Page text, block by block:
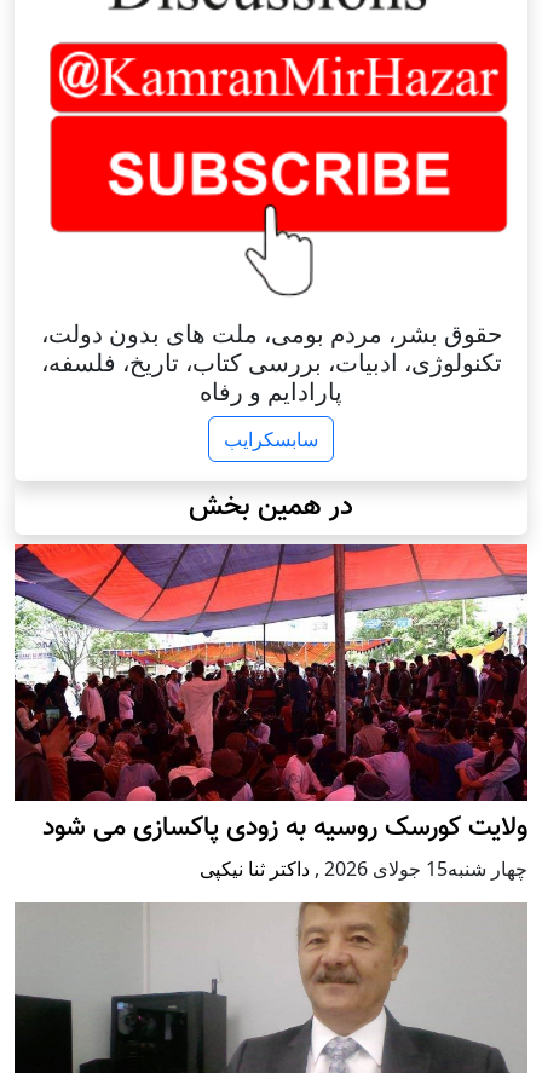
حقوق بشر، مردم بومی، ملت های بدون دولت،
تکنولوژی، ادبیات، بررسی کتاب، تاریخ، فلسفه،
پارادایم و رفاه
سابسکرایب
در همین بخش
ولایت کورسک روسیه به زودی پاکسازی می شود
چهار شنبه15 جولای 2026 , داکتر ثنا نیکپی